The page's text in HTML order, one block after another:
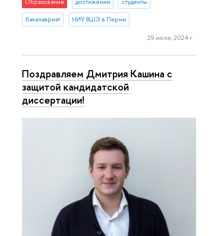
Образование достижения студенты
бакалавриат НИУ ВШЭ в Перми
29 июля, 2024 г.
Поздравляем Дмитрия Кашина с
защитой кандидатской
диссертации!